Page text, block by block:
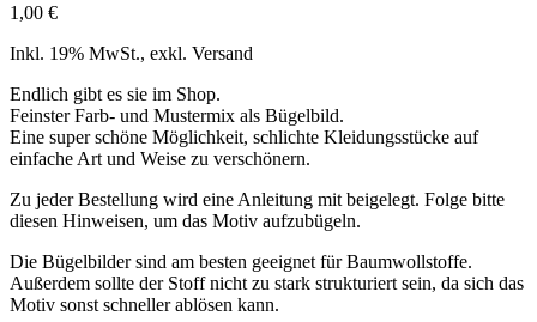
1,00 €
Inkl. 19% MwSt., exkl. Versand
Endlich gibt es sie im Shop.
Feinster Farb- und Mustermix als Bügelbild.
Eine super schöne Möglichkeit, schlichte Kleidungsstücke auf
einfache Art und Weise zu verschönern.
Zu jeder Bestellung wird eine Anleitung mit beigelegt. Folge bitte
diesen Hinweisen, um das Motiv aufzubügeln.
Die Bügelbilder sind am besten geeignet für Baumwollstoffe.
Außerdem sollte der Stoff nicht zu stark strukturiert sein, da sich das
Motiv sonst schneller ablösen kann.